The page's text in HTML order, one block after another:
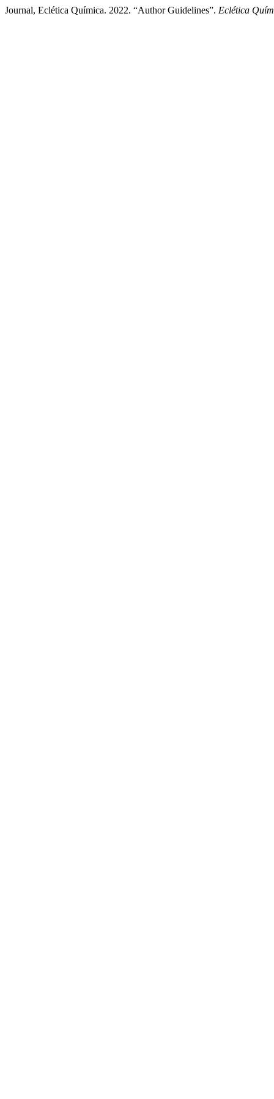
Journal, Eclética Química. 2022. “Author Guidelines”. Eclética